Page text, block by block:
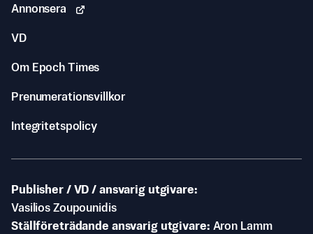
Annonsera
VD
Om Epoch Times
Prenumerationsvillkor
Integritetspolicy
Publisher / VD / ansvarig utgivare
Vasilios Zoupounidis
Ställföreträdande ansvarig utgivare Aron Lamm